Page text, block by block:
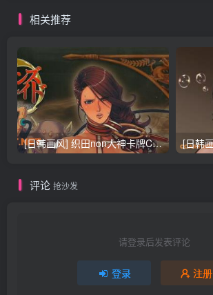
相关推荐
[日韩画风] 织田non大神卡牌CG插画设计画集256P 161M_CG原画资源
评论 抢沙发
请登录后发表评论
登录 注册